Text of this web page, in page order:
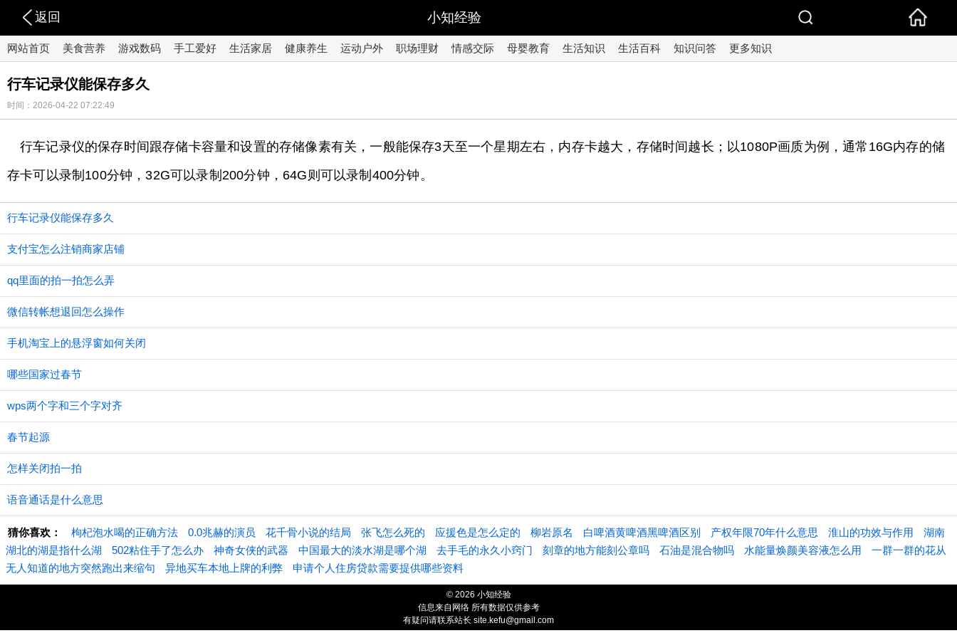
返回 小知经验
网站首页 美食营养 游戏数码 手工爱好 生活家居 健康养生 运动户外 职场理财 情感交际 母婴教育 生活知识 生活百科 知识问答 更多知识
行车记录仪能保存多久
时间：2026-04-22 07:22:49
行车记录仪的保存时间跟存储卡容量和设置的存储像素有关，一般能保存3天至一个星期左右，内存卡越大，存储时间越长；以1080P画质为例，通常16G内存的储
存卡可以录制100分钟，32G可以录制200分钟，64G则可以录制400分钟。
行车记录仪能保存多久
支付宝怎么注销商家店铺
qq里面的拍一拍怎么弄
微信转帐想退回怎么操作
手机淘宝上的悬浮窗如何关闭
哪些国家过春节
wps两个字和三个字对齐
春节起源
怎样关闭拍一拍
语音通话是什么意思
猜你喜欢： 枸杞泡水喝的正确方法 0.0兆赫的演员 花千骨小说的结局 张飞怎么死的 应援色是怎么定的 柳岩原名 白啤酒黄啤酒黑啤酒区别 产权年限70年什么意思 淮山的功效与作用
湖南
湖北的湖是指什么湖
502粘住手了怎么办 神奇女侠的武器 中国最大的淡水湖是哪个湖 去手毛的永久小窍门 刻章的地方能刻公章吗 石油是混合物吗 水能量焕颜美容液怎么用
一群一群的花从
无人知道的地方突然跑出来缩句
异地买车本地上牌的利弊 申请个人住房贷款需要提供哪些资料
© 2026 小知经验
信息来自网络 所有数据仅供参考
有疑问请联系站长 site.kefu@gmail.com